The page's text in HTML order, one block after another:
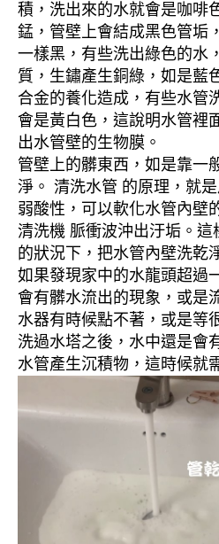
積，洗出來的水就會是咖啡
錳，管壁上會結成黑色管垢
一樣黑，有些洗出綠色的水
質，生鏽產生銅綠，如是藍
合金的養化造成，有些水管
會是黃白色，這說明水管裡
出水管壁的生物膜。
管壁上的髒東西，如是靠一
淨。 清洗水管 的原理，就
弱酸性，可以軟化水管內壁
清洗機 脈衝波沖出汙垢。這
的狀況下，把水管內壁洗乾
如果發現家中的水龍頭超過
會有髒水流出的現象，或是
水器有時候點不著，或是等
洗過水塔之後，水中還是會
水管產生沉積物，這時候就